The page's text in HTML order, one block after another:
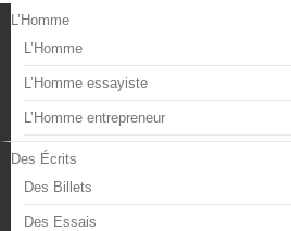
L’Homme
L’Homme
L’Homme essayiste
L’Homme entrepreneur
Des Écrits
Des Billets
Des Essais